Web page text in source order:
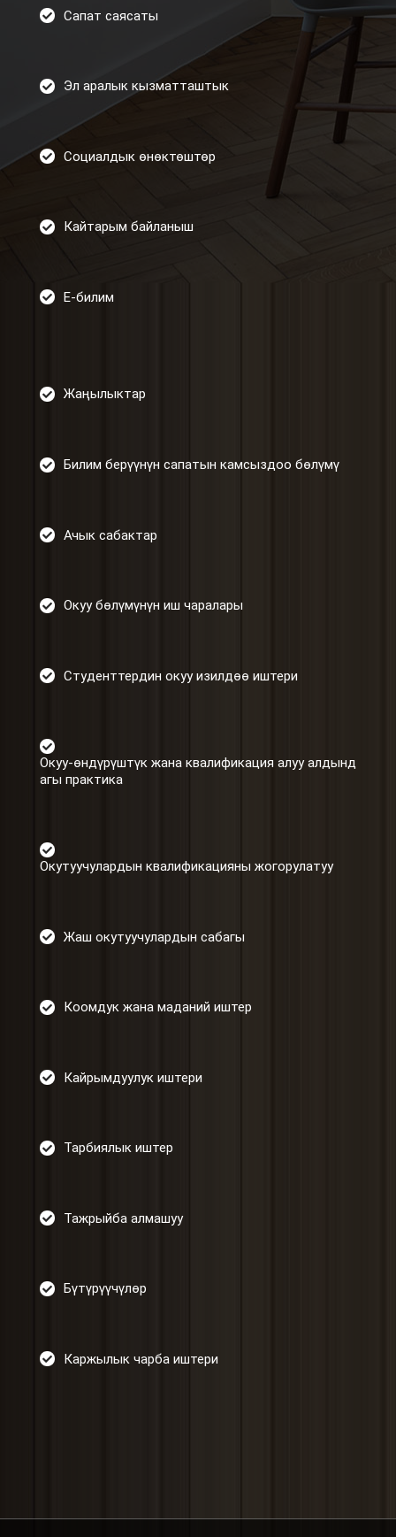
Сапат саясаты
Эл аралык кызматташтык
Социалдык өнөктөштөр
Кайтарым байланыш
Е-билим
Жаңылыктар
Билим берүүнүн сапатын камсыздоо бөлүмү
Ачык сабактар
Окуу бөлүмүнүн иш чаралары
Студенттердин окуу изилдөө иштери
Окуу-өндүрүштүк жана квалификация алуу алдынд
агы практика
Окутуучулардын квалификацияны жогорулатуу
Жаш окутуучулардын сабагы
Коомдук жана маданий иштер
Кайрымдуулук иштери
Тарбиялык иштер
Тажрыйба алмашуу
Бүтүрүүчүлөр
Каржылык чарба иштери